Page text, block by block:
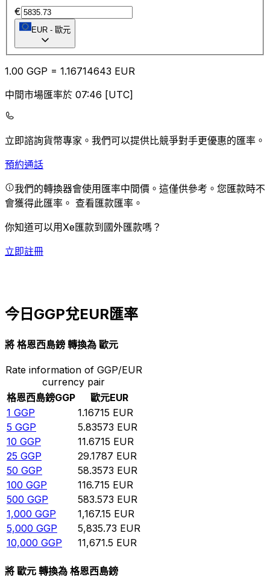
€
EUR - 歐元
1.00 GGP = 1.16714643 EUR
中間市場匯率於 07:46 [UTC]
立即諮詢貨幣專家。 我們可以提供比競爭對手更優惠的匯率。
預約通話
我們的轉換器會使用匯率中間價。這僅供參考。您匯款時不
會獲得此匯率。 查看匯款匯率。
你知道可以用Xe匯款到國外匯款嗎？
立即註冊
今日GGP兌EUR匯率
將 格恩西島鎊 轉換為 歐元
Rate information of GGP/EUR
currency pair
格恩西島鎊GGP 歐元EUR
1 GGP 1.16715 EUR
5 GGP 5.83573 EUR
10 GGP 11.6715 EUR
25 GGP 29.1787 EUR
50 GGP 58.3573 EUR
100 GGP 116.715 EUR
500 GGP 583.573 EUR
1,000 GGP 1,167.15 EUR
5,000 GGP 5,835.73 EUR
10,000 GGP 11,671.5 EUR
將 歐元 轉換為 格恩西島鎊